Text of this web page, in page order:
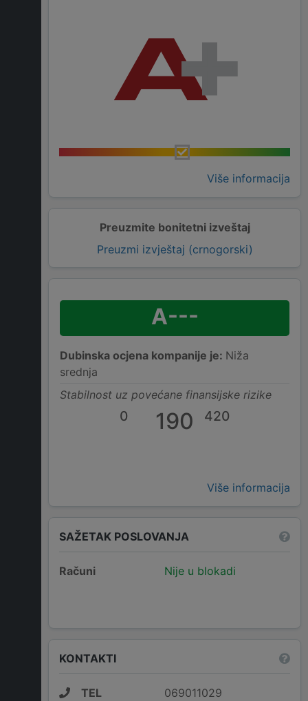
Više informacija
Preuzmite bonitetni izveštaj
Preuzmi izvještaj (crnogorski)
A---
Dubinska ocjena kompanije je: Niža
srednja
Stabilnost uz povećane finansijske rizike
0 190 420
Više informacija
SAŽETAK POSLOVANJA
Računi Nije u blokadi
KONTAKTI
TEL
069011029